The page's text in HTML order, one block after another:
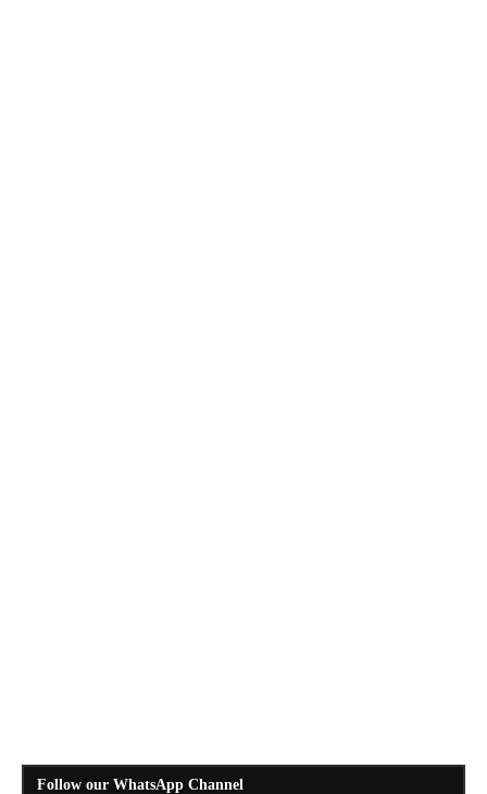
Follow our WhatsApp Channel